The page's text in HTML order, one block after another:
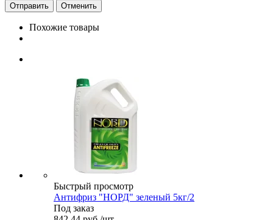
Отменить
Похожие товары
Быстрый просмотр
Антифриз "НОРД" зеленый 5кг/2
Под заказ